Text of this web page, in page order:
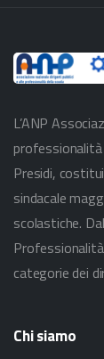
L’ANP
professionalità
Presidi,
sindacale
scolastiche.
categorie dei
Chisiamo